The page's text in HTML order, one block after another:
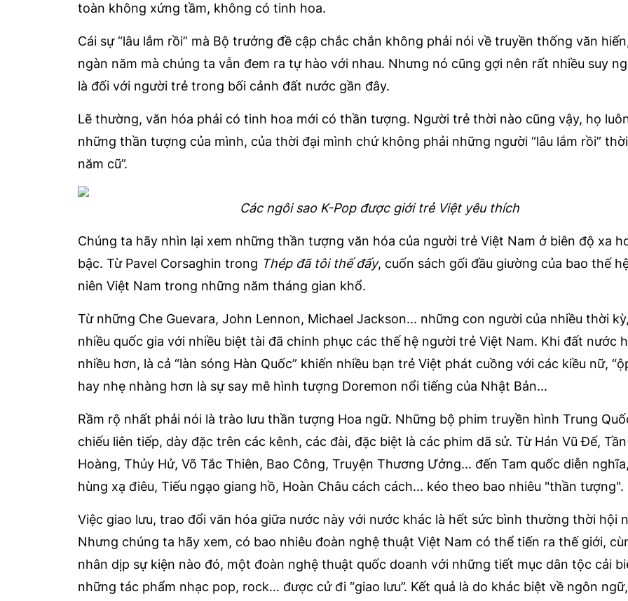
toàn không xứng tầm, không có tinh hoa.
Cái sự “lâu lắm rồi” mà Bộ trưởng đề cập chắc chắn không phải nói về truyền thống văn
ngàn năm mà chúng ta vẫn đem ra tự hào với nhau. Nhưng nó cũng gợi nên rất nhiều suy
là đối với người trẻ trong bối cảnh đất nước gần đây.
Lẽ thường, văn hóa phải có tinh hoa mới có thần tượng. Người trẻ thời nào cũng vậy, họ
những thần tượng của mình, của thời đại mình chứ không phải những người “lâu lắm rồi”
năm cũ”.
Các ngôi sao K-Pop được giới trẻ Việt yêu thích
Chúng ta hãy nhìn lại xem những thần tượng văn hóa của người trẻ Việt Nam ở biên độ xa
bậc. Từ Pavel Corsaghin trong Thép đã tôi thế đấy, cuốn sách gối đầu giường của bao thế
niên Việt Nam trong những năm tháng gian khổ.
Từ những Che Guevara, John Lennon, Michael Jackson... những con người của nhiều thời
nhiều quốc gia với nhiều biệt tài đã chinh phục các thế hệ người trẻ Việt Nam. Khi đất nước
nhiều hơn, là cả “làn sóng Hàn Quốc” khiến nhiều bạn trẻ Việt phát cuồng với các kiều nữ,
hay nhẹ nhàng hơn là sự say mê hình tượng Doremon nổi tiếng của Nhật Bản...
Rầm rộ nhất phải nói là trào lưu thần tượng Hoa ngữ. Những bộ phim truyền hình Trung
chiếu liên tiếp, dày đặc trên các kênh, các đài, đặc biệt là các phim dã sử. Từ Hán Vũ Đế,
Hoàng, Thủy Hử, Võ Tắc Thiên, Bao Công, Truyện Thương Ưởng... đến Tam quốc diễn
hùng xạ điêu, Tiếu ngạo giang hồ, Hoàn Châu cách cách... kéo theo bao nhiêu "thần tượng".
Việc giao lưu, trao đổi văn hóa giữa nước này với nước khác là hết sức bình thường thời hội
Nhưng chúng ta hãy xem, có bao nhiêu đoàn nghệ thuật Việt Nam có thể tiến ra thế giới,
nhân dịp sự kiện nào đó, một đoàn nghệ thuật quốc doanh với những tiết mục dân tộc cải
những tác phẩm nhạc pop, rock... được cử đi “giao lưu”. Kết quả là do khác biệt về ngôn